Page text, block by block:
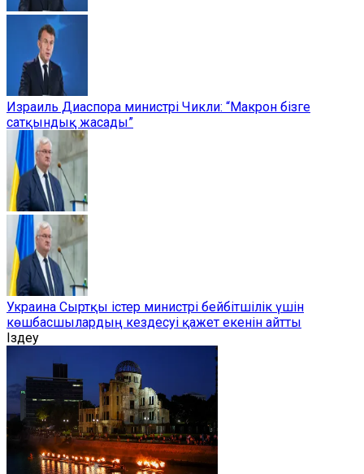
Израиль Диаспора министрі Чикли: “Макрон бізге
сатқындық жасады”
Украина Сыртқы істер министрі бейбітшілік үшін
көшбасшылардың кездесуі қажет екенін айтты
Іздеу